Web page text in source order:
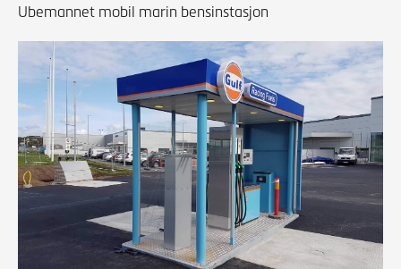
Ubemannet mobil marin bensinstasjon